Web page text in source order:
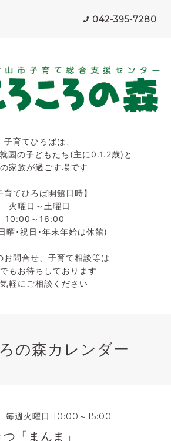
042-395-7280
子育てひろばは、
園の子どもたち(主に0.1.2歳)と
家族が過ごす場です
育てひろば開館日時】
火曜日～土曜日
10:00～16:00
曜･祝日･年末年始は休館)
お問合せ、子育て相談等は
もお待ちしております
軽にご相談ください
の森カレンダー
毎週火曜日 10:00～15:00
「まんま」